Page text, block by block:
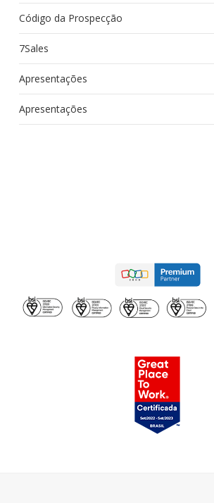
Código da Prospecção
7Sales
Apresentações
Apresentações